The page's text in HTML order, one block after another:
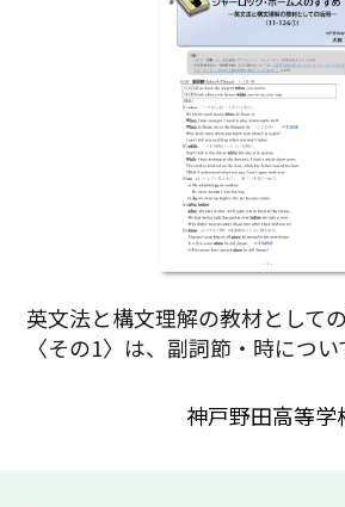
英文法と構文理解の教材として
〈その1〉は、副詞節・時につい
神戸野田高等